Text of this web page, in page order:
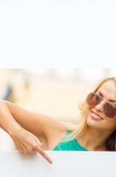
った、購入してしま